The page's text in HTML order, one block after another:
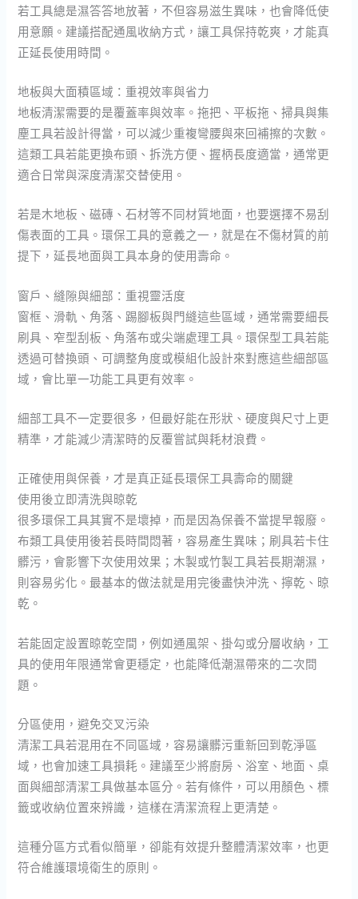
若工具總是濕答答地放著，不但容易滋生異味，也會降低使
用意願。建議搭配通風收納方式，讓工具保持乾爽，才能真
正延長使用時間。
地板與大面積區域：重視效率與省力
地板清潔需要的是覆蓋率與效率。拖把、平板拖、掃具與集
塵工具若設計得當，可以減少重複彎腰與來回補擦的次數。
這類工具若能更換布頭、拆洗方便、握柄長度適當，通常更
適合日常與深度清潔交替使用。
若是木地板、磁磚、石材等不同材質地面，也要選擇不易刮
傷表面的工具。環保工具的意義之一，就是在不傷材質的前
提下，延長地面與工具本身的使用壽命。
窗戶、縫隙與細部：重視靈活度
窗框、滑軌、角落、踢腳板與門縫這些區域，通常需要細長
刷具、窄型刮板、角落布或尖端處理工具。環保型工具若能
透過可替換頭、可調整角度或模組化設計來對應這些細部區
域，會比單一功能工具更有效率。
細部工具不一定要很多，但最好能在形狀、硬度與尺寸上更
精準，才能減少清潔時的反覆嘗試與耗材浪費。
正確使用與保養，才是真正延長環保工具壽命的關鍵
使用後立即清洗與晾乾
很多環保工具其實不是壞掉，而是因為保養不當提早報廢。
布類工具使用後若長時間悶著，容易產生異味；刷具若卡住
髒污，會影響下次使用效果；木製或竹製工具若長期潮濕，
則容易劣化。最基本的做法就是用完後盡快沖洗、擰乾、晾
乾。
若能固定設置晾乾空間，例如通風架、掛勾或分層收納，工
具的使用年限通常會更穩定，也能降低潮濕帶來的二次問
題。
分區使用，避免交叉污染
清潔工具若混用在不同區域，容易讓髒污重新回到乾淨區
域，也會加速工具損耗。建議至少將廚房、浴室、地面、桌
面與細部清潔工具做基本區分。若有條件，可以用顏色、標
籤或收納位置來辨識，這樣在清潔流程上更清楚。
這種分區方式看似簡單，卻能有效提升整體清潔效率，也更
符合維護環境衛生的原則。